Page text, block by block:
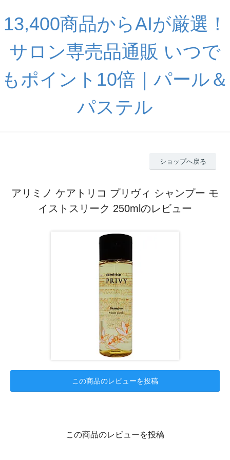
13,400商品からAIが厳選！
サロン専売品通販 いつで
もポイント10倍｜パール＆
パステル
ショップへ戻る
アリミノ ケアトリコ プリヴィ シャンプー モ
イストスリーク 250mlのレビュー
この商品のレビューを投稿
この商品のレビューを投稿